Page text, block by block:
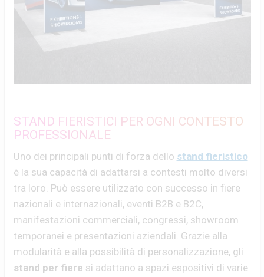
STAND FIERISTICI PER OGNI CONTESTO
PROFESSIONALE
Uno dei principali punti di forza dello stand fieristico
è la sua capacità di adattarsi a contesti molto diversi
tra loro. Può essere utilizzato con successo in fiere
nazionali e internazionali, eventi B2B e B2C,
manifestazioni commerciali, congressi, showroom
temporanei e presentazioni aziendali. Grazie alla
modularità e alla possibilità di personalizzazione, gli
stand per fiere si adattano a spazi espositivi di varie